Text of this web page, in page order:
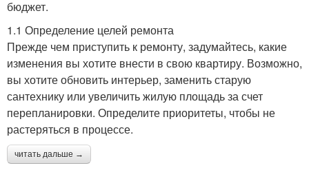
бюджет.
1.1 Определение целей ремонта
Прежде чем приступить к ремонту, задумайтесь, какие
изменения вы хотите внести в свою квартиру. Возможно,
вы хотите обновить интерьер, заменить старую
сантехнику или увеличить жилую площадь за счет
перепланировки. Определите приоритеты, чтобы не
растеряться в процессе.
читать дальше →